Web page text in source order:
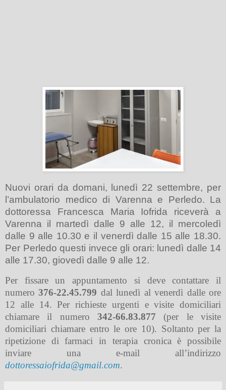
Nuovi orari da domani, lunedì 22 settembre, per
l’ambulatorio medico di Varenna e Perledo. La
dottoressa Francesca Maria Iofrida riceverà a
Varenna il martedì dalle 9 alle 12, il mercoledì
dalle 9 alle 10.30 e il venerdì dalle 15 alle 18.30.
Per Perledo questi invece gli orari: lunedì dalle 14
alle 17.30, giovedì dalle 9 alle 12.
Per fissare un appuntamento si deve contattare il
numero376-22.45.799 dal lunedì al venerdì dalle ore
12 alle 14. Per richieste urgenti e visite domiciliari
chiamare il numero 342-66.83.877 (per le visite
domiciliari chiamare entro le ore 10). Soltanto per la
ripetizione di farmaci in terapia cronica è possibile
inviare una e-mail all’indirizzo
dottoressaiofrida@gmail.com.